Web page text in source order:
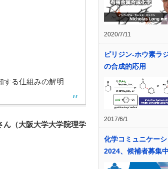
する仕組みの解明
ん（大阪大学大学院理学
2020/7/11
ピリジン-ホウ素ラ
の合成的応用
2017/6/1
化学コミュニケー
2024、候補者募集